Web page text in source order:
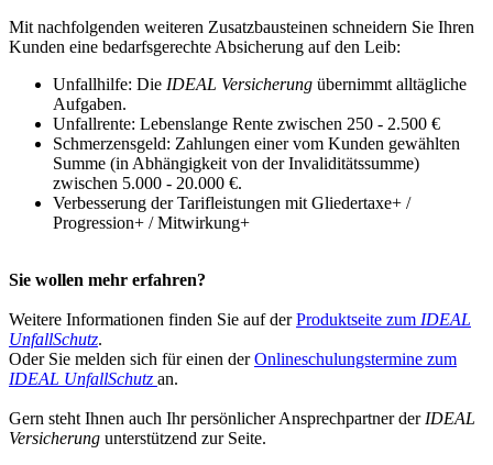
Mit nachfolgenden weiteren Zusatzbausteinen schneidern Sie Ihren
Kunden eine bedarfsgerechte Absicherung auf den Leib:
Unfallhilfe: Die IDEAL Versicherung übernimmt alltägliche
Aufgaben.
Unfallrente: Lebenslange Rente zwischen 250 - 2.500 €
Schmerzensgeld: Zahlungen einer vom Kunden gewählten
Summe (in Abhängigkeit von der Invaliditätssumme)
zwischen 5.000 - 20.000 €.
Verbesserung der Tarifleistungen mit Gliedertaxe+ /
Progression+ / Mitwirkung+
Sie wollen mehr erfahren?
Weitere Informationen finden Sie auf derProduktseite zum IDEAL
UnfallSchutz.
Oder Sie melden sich für einen derOnlineschulungstermine zum
IDEAL UnfallSchutz an.
Gern steht Ihnen auch Ihr persönlicher Ansprechpartner der IDEAL
Versicherung unterstützend zur Seite.